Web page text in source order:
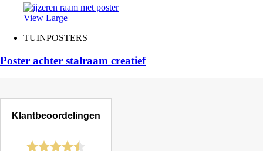
View Large
TUINPOSTERS
Poster achter stalraam creatief